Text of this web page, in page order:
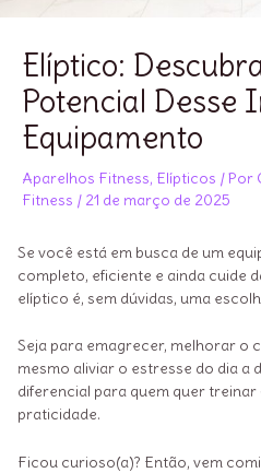
Elíptico:
Potencial Desse
Equipamento
Aparelhos Fitness, Elípticos / Por
Fitness / 21 de março de 2025
Se você está em busca de um
completo, eficiente e ainda cuide
elíptico é, sem dúvidas, uma
Seja para emagrecer, melhorar o
mesmo aliviar o estresse do dia a
diferencial para quem quer
praticidade.
Ficou curioso(a)? Então, vem